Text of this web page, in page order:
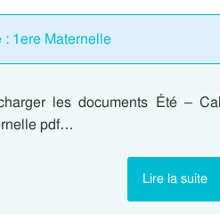
1ere Maternelle
les documents Été –
pdf…
Lire la suite